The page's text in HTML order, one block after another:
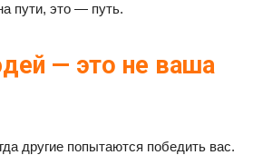
пути, это — путь.
— это не ваша
другие попытаются победить вас.